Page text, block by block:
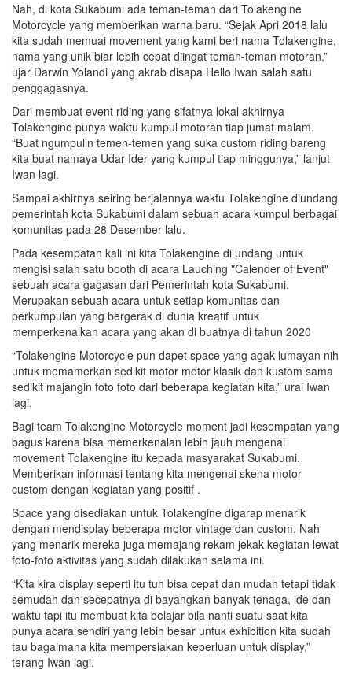
Nah, di kota Sukabumi ada teman-teman dari Tolakengine
Motorcycle yang memberikan warna baru. “Sejak Apri 2018 lalu
kita sudah memuai movement yang kami beri nama Tolakengine,
nama yang unik biar lebih cepat diingat teman-teman motoran,”
ujar Darwin Yolandi yang akrab disapa Hello Iwan salah satu
penggagasnya.
Dari membuat event riding yang sifatnya lokal akhirnya
Tolakengine punya waktu kumpul motoran tiap jumat malam.
“Buat ngumpulin temen-temen yang suka custom riding bareng
kita buat namaya Udar Ider yang kumpul tiap minggunya,” lanjut
Iwan lagi.
Sampai akhirnya seiring berjalannya waktu Tolakengine diundang
pemerintah kota Sukabumi dalam sebuah acara kumpul berbagai
komunitas pada 28 Desember lalu.
Pada kesempatan kali ini kita Tolakengine di undang untuk
mengisi salah satu booth di acara Lauching "Calender of Event"
sebuah acara gagasan dari Pemerintah kota Sukabumi.
Merupakan sebuah acara untuk setiap komunitas dan
perkumpulan yang bergerak di dunia kreatif untuk
memperkenalkan acara yang akan di buatnya di tahun 2020
“Tolakengine Motorcycle pun dapet space yang agak lumayan nih
untuk memamerkan sedikit motor motor klasik dan kustom sama
sedikit majangin foto foto dari beberapa kegiatan kita,” urai Iwan
lagi.
Bagi team Tolakengine Motorcycle moment jadi kesempatan yang
bagus karena bisa memerkenalan lebih jauh mengenai
movement Tolakengine itu kepada masyarakat Sukabumi.
Memberikan informasi tentang kita mengenai skena motor
custom dengan kegiatan yang positif .
Space yang disediakan untuk Tolakengine digarap menarik
dengan mendisplay beberapa motor vintage dan custom. Nah
yang menarik mereka juga memajang rekam jekak kegiatan lewat
foto-foto aktivitas yang sudah dilakukan selama ini.
“Kita kira display seperti itu tuh bisa cepat dan mudah tetapi tidak
semudah dan secepatnya di bayangkan banyak tenaga, ide dan
waktu tapi itu membuat kita belajar bila nanti suatu saat kita
punya acara sendiri yang lebih besar untuk exhibition kita sudah
tau bagaimana kita mempersiakan keperluan untuk display,”
terang Iwan lagi.